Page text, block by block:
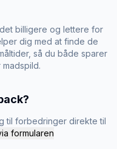
billigere og lettere for
dig med at finde de
så du både sparer
til forbedringer direkte til
formularen